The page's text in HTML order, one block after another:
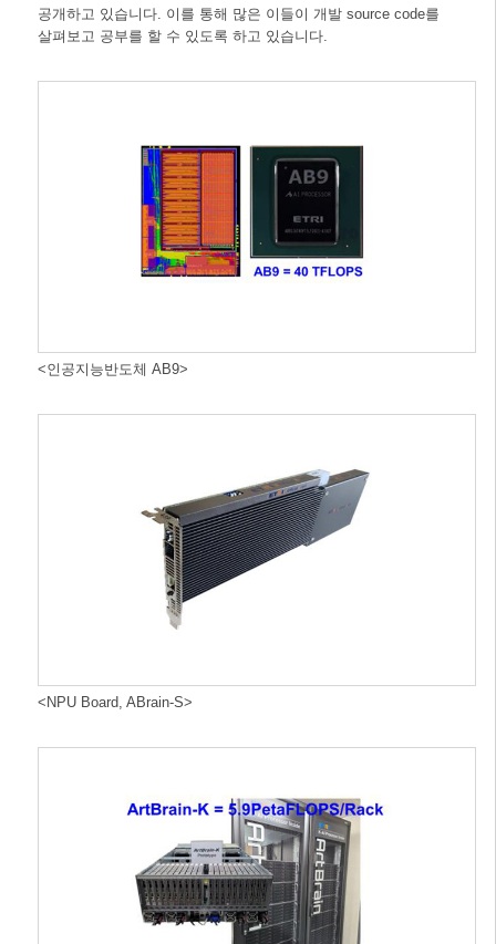
공개하고 있습니다. 이를 통해 많은 이들이 개발 source code를
살펴보고 공부를 할 수 있도록 하고 있습니다.
<인공지능반도체 AB9>
<NPU Board, ABrain-S>